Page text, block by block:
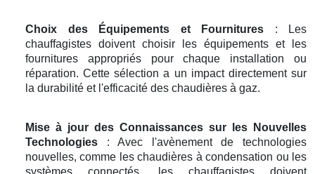
Choix des Équipements et Fournitures : Les
chauffagistes doivent choisir les équipements et les
fournitures appropriés pour chaque installation ou
réparation. Cette sélection a un impact directement sur
la durabilité et l'efficacité des chaudières à gaz.
Mise à jour des Connaissances sur les Nouvelles
Technologies : Avec l'avènement de technologies
nouvelles, comme les chaudières à condensation ou les